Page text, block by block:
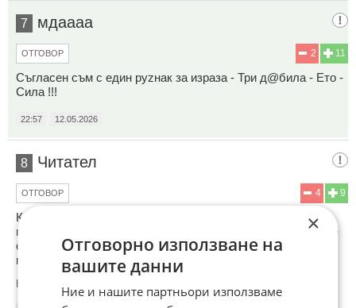
7 мдаааа
11
2
ОТГОВОР
Съгласен съм с един руzнак за израза - Три д@била - Ето -
Сила !!!
22:57 12.05.2026
8 Читател
9
4
ОТГОВОР
Китай са на хиляди години а изкуствените са на 370,400
години след като избиха индианците месните хора.Едните
са милиард и половина работещи хора другите са 550
милиона половинката наркомани.Факти за Факти
Коментиран от
×
Отговорно използване на
вашите данни
Ние и нашите партньори използваме